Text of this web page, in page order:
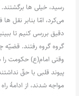
می‌کرد، امّا بنابر نقل
دقیق بررسی کنیم تا
گروه گروه رفتند. قضیّه
وقتی امام(ع) حکومت
پیوند قلبی با حقّ
مواجه شدند، از ادامۀ